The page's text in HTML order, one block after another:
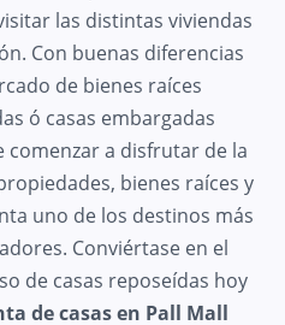
las distintas viviendas
Con buenas diferencias
de bienes raíces
ó casas embargadas
a disfrutar de la
bienes raíces y
uno de los destinos más
Conviértase en el
de casas reposeídas hoy
de casas en Pall Mall